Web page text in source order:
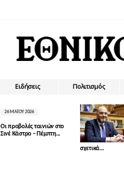
Ειδήσεις Πολιτισμός
26 ΜΑΪ́ΟΥ 2026
Οι προβολές ταινιών στο
Σινέ Κάστρο – Πέμπτη...
σχετικά...